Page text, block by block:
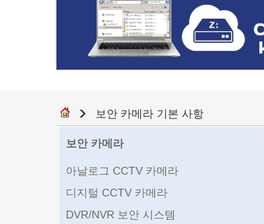
보안 카메라 기본 사항
보안 카메라
아날로그 CCTV 카메라
디지털 CCTV 카메라
DVR/NVR 보안 시스템